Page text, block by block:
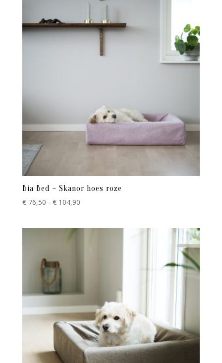
€ 104,90
Bia Bed – Skanor hoes roze
€76,50 - €104,90Prijsklasse: